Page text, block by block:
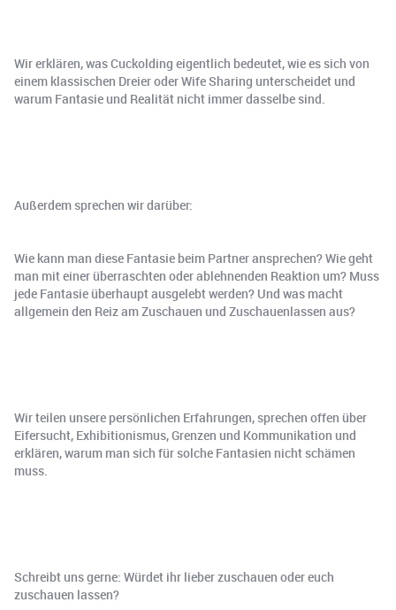
Wir erklären, was Cuckolding eigentlich bedeutet, wie es sich von
einem klassischen Dreier oder Wife Sharing unterscheidet und
warum Fantasie und Realität nicht immer dasselbe sind.
Außerdem sprechen wir darüber:
Wie kann man diese Fantasie beim Partner ansprechen? Wie geht
man mit einer überraschten oder ablehnenden Reaktion um? Muss
jede Fantasie überhaupt ausgelebt werden? Und was macht
allgemein den Reiz am Zuschauen und Zuschauenlassen aus?
Wir teilen unsere persönlichen Erfahrungen, sprechen offen über
Eifersucht, Exhibitionismus, Grenzen und Kommunikation und
erklären, warum man sich für solche Fantasien nicht schämen
muss.
Schreibt uns gerne: Würdet ihr lieber zuschauen oder euch
zuschauen lassen?